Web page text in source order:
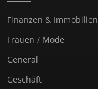
Finanzen & Immobilien
Frauen / Mode
General
Geschäft